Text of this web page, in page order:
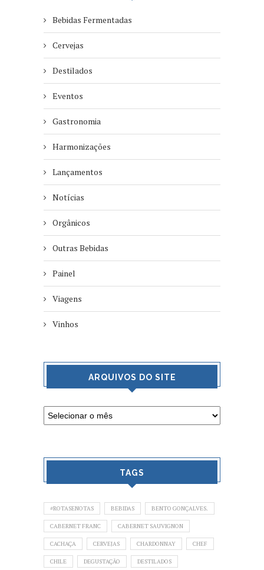
Bebidas Fermentadas
Cervejas
Destilados
Eventos
Gastronomia
Harmonizações
Lançamentos
Notícias
Orgânicos
Outras Bebidas
Painel
Viagens
Vinhos
ARQUIVOS DO SITE
TAGS
#ROTASENOTAS BEBIDAS BENTO GONÇALVES.
CABERNET FRANC CABERNET SAUVIGNON
CACHAÇA CERVEJAS CHARDONNAY CHEF
CHILE DEGUSTAÇÃO DESTILADOS